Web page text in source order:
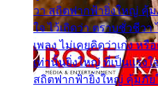
วา สถิตฟากฟ้ายิ่งใหญ่ คุ้
ใจ ไว้เถิดว่า ตราบชั่วชีว
เพลง ไม่เคยคิดว่าเก่ง ห
เท่านั้นยิ่งใหญ่ ที่เป็นแรงใ
สถิตฟากฟ้ายิ่งใหญ่ คุ้มภัย